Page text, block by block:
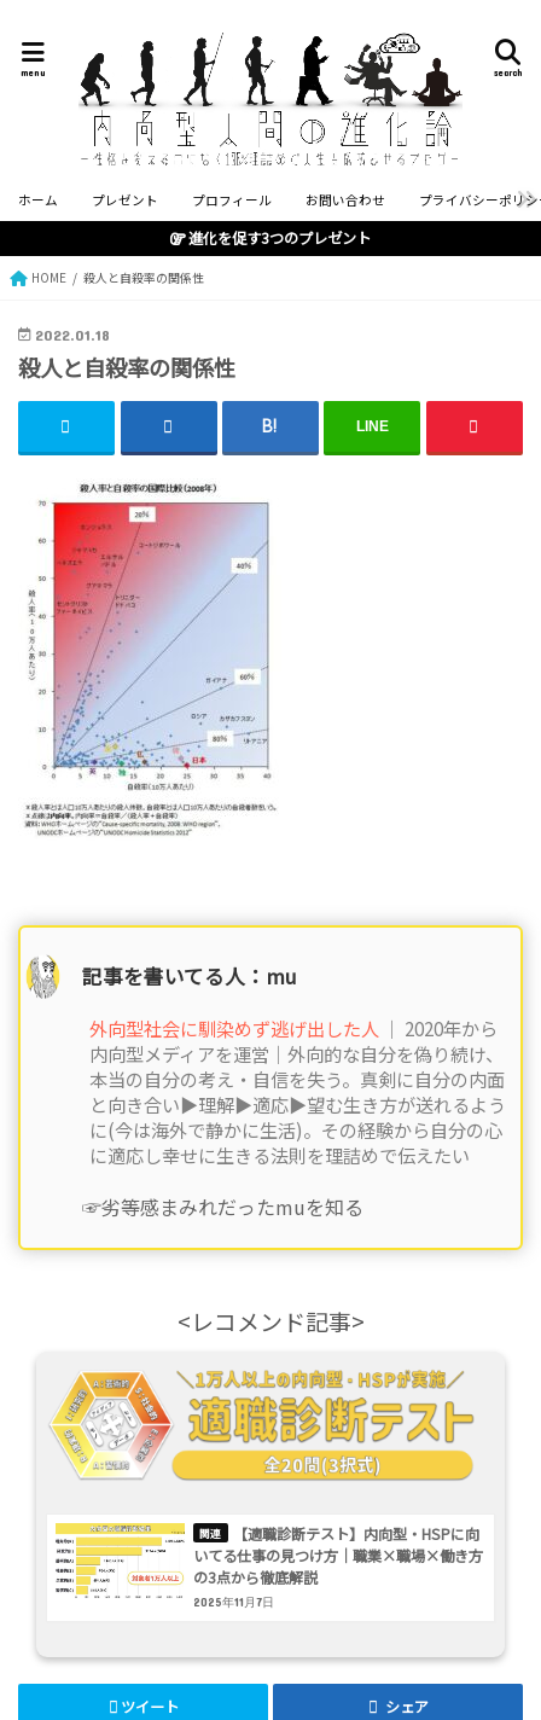
search
menu
ホーム プレゼント プロフィール お問い合わせ プライバシーポリ
進化を促す3つのプレゼント
HOME 殺人と自殺率の関係性
2022.01.18
殺人と自殺率の関係性
LINE
記事を書いてる人：mu
外向型社会に馴染めず逃げ出した人 ｜ 2020年から
内向型メディアを運営｜外向的な自分を偽り続け、
本当の自分の考え・自信を失う。真剣に自分の内面
と向き合い▶︎理解▶︎適応▶︎望む生き方が送れるよう
に(今は海外で静かに生活)。その経験から自分の心
に適応し幸せに生きる法則を理詰めで伝えたい
☞劣等感まみれだったmuを知る
<レコメンド記事>
【適職診断テスト】内向型・HSPに向
いてる仕事の見つけ方｜職業×職場×働き方
の3点から徹底解説
2025年11月7日
ツイート シェア